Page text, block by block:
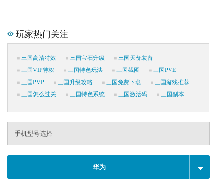
玩家热门关注
三国高清特效 三国宝石升级
三国天价装备
三国VIP特权
三国特色玩法 三国截图
三国PVE
三国PVP
三国升级攻略 三国免费下载
三国游戏推荐
三国怎么过关
三国特色系统 三国激活码 三国副本
手机型号选择
华为